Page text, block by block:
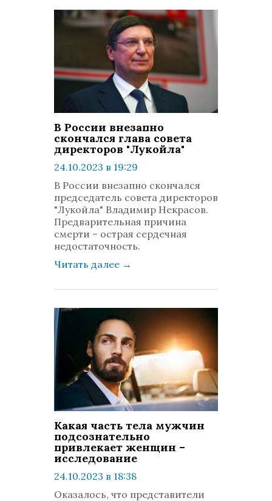
В России внезапно
скончался глава совета
директоров "Лукойла"
24.10.2023 в 19:29
комментариев: 0
В России внезапно скончался
председатель совета директоров
"Лукойла" Владимир Некрасов.
Предварительная причина
смерти – острая сердечная
недостаточность.
Читать далее →
Какая часть тела мужчин
подсознательно
привлекает женщин –
исследование
24.10.2023 в 18:38
Оказалось, что представители